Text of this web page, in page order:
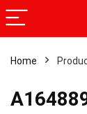
Home